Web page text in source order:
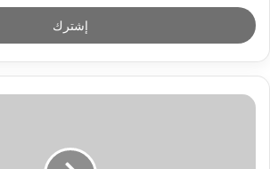
خ
ل
ر
د